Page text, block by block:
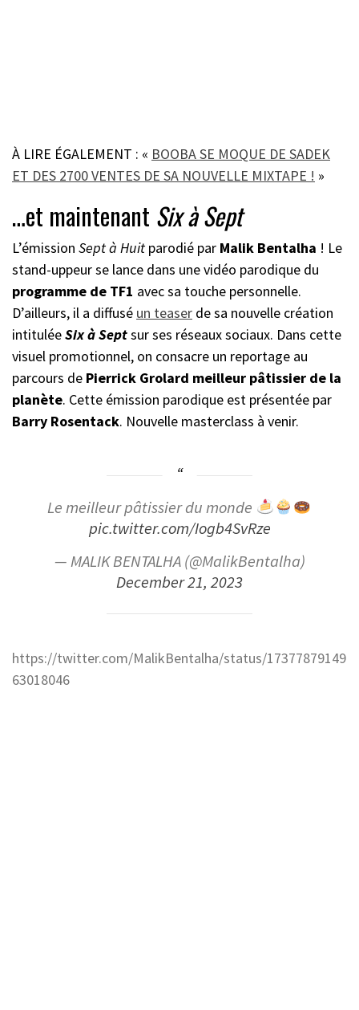
À LIRE ÉGALEMENT : « BOOBA SE MOQUE DE SADEK
ET DES 2700 VENTES DE SA NOUVELLE MIXTAPE ! »
…et maintenant Six à Sept
L’émission Sept à Huit parodié par Malik Bentalha ! Le
stand-uppeur se lance dans une vidéo parodique du
programme de TF1 avec sa touche personnelle.
D’ailleurs, il a diffusé un teaser de sa nouvelle création
intituléeSix à Septsur ses réseaux sociaux. Dans cette
visuel promotionnel, on consacre un reportage au
parcours de Pierrick Grolard meilleur pâtissier de la
planète. Cette émission parodique est présentée par
Barry Rosentack. Nouvelle masterclass à venir.
Le meilleur pâtissier du monde
pic.twitter.com/Iogb4SvRze
— MALIK BENTALHA (@MalikBentalha)
December 21, 2023
https://twitter.com/MalikBentalha/status/17377879149
63018046